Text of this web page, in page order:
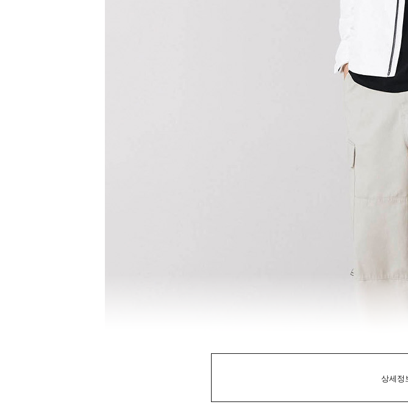
상세정